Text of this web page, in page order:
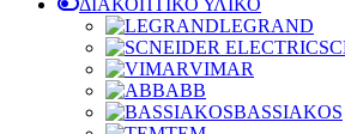
LEGRAND
VIMAR
ABB
BASSIAKOS